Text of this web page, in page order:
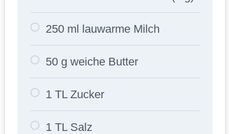
250 ml lauwarme Milch
50 g weiche Butter
1 TL Zucker
1 TL Salz